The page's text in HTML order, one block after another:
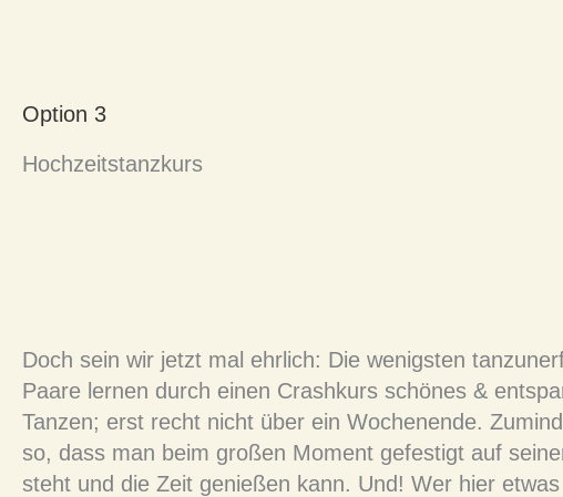
Option 3
Hochzeitstanzkurs
Doch sein wir jetzt mal ehrlich: Die wenigsten
Paare lernen durch einen Crashkurs schönes &
Tanzen; erst recht nicht über ein Wochenende.
so, dass man beim großen Moment gefestigt auf
steht und die Zeit genießen kann. Und! Wer hier